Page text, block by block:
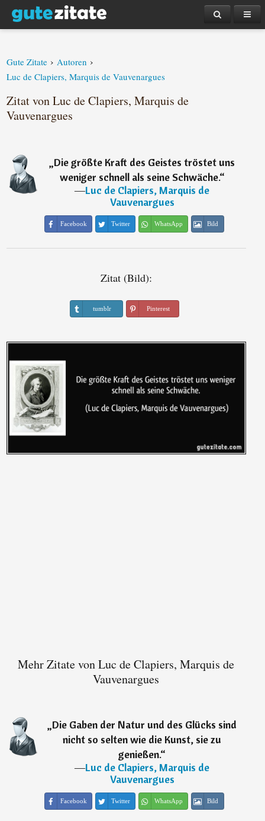
Gute Zitate › Autoren ›
Luc de Clapiers, Marquis de Vauvenargues
Zitat von Luc de Clapiers, Marquis de
Vauvenargues
„Die größte Kraft des Geistes tröstet uns
weniger schnell als seine Schwäche.“
―Luc de Clapiers, Marquis de
Vauvenargues
Facebook Twitter WhatsApp Bild
Zitat (Bild):
tumblr Pinterest
Mehr Zitate von Luc de Clapiers, Marquis de
Vauvenargues
„Die Gaben der Natur und des Glücks sind
nicht so selten wie die Kunst, sie zu
genießen.“
―Luc de Clapiers, Marquis de
Vauvenargues
Facebook Twitter WhatsApp Bild